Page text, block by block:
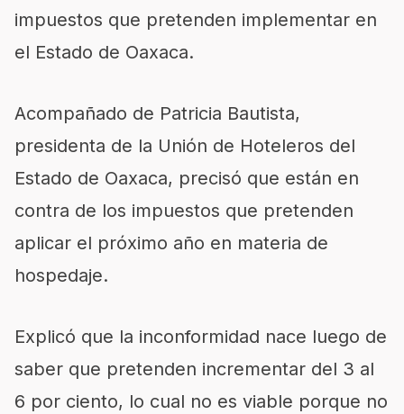
impuestos que pretenden implementar en
el Estado de Oaxaca.
Acompañado de Patricia Bautista,
presidenta de la Unión de Hoteleros del
Estado de Oaxaca, precisó que están en
contra de los impuestos que pretenden
aplicar el próximo año en materia de
hospedaje.
Explicó que la inconformidad nace luego de
saber que pretenden incrementar del 3 al
6 por ciento, lo cual no es viable porque no